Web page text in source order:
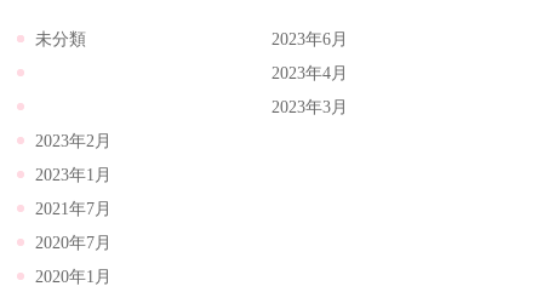
未分類
2023年6月
2023年4月
2023年3月
2023年2月
2023年1月
2021年7月
2020年7月
2020年1月